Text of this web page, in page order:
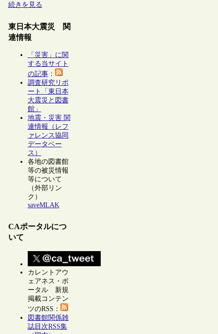
続きを見る
東日本大震災 関
連情報
「災害」に関
する当サイト
の記事：
調査研究リポ
ート「東日本
大震災と図書
館」
地震・災害 関
連情報（レフ
ァレンス協同
データベー
ス）
各地の図書館
等の被災情報
等について
（外部リン
ク）
saveMLAK
CAポータルにつ
いて
カレントアウ
ェアネス・ポ
ータル 新規
掲載コンテン
ツのRSS：
図書館関係雑
誌目次RSS集